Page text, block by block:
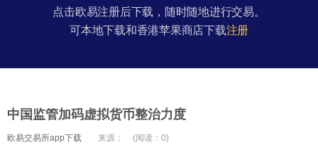
点击欧易注册后下载，随时随地进行交易。
可本地下载和香港苹果商店下载注册
中国监管加码虚拟货币整治力度
欧易交易所app下载 来源： (阅读：0)